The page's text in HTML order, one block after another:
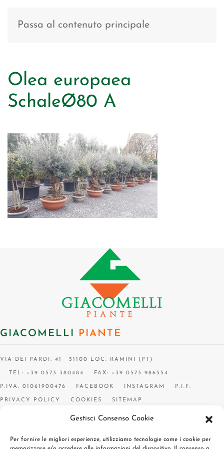
Gestisci Consenso Cookie
Per fornire le migliori esperienze, utilizziamo tecnologie come i cookie per
Passa al contenuto principale
Olea europaea
SchaleØ80 A
GIACOMELLI PIANTE
VIA DEI PARDI, 41 51100 LOC. RAMINI (PT)
TEL: +39 0573 380484 FAX: +39 0573 986554
P.IVA: 01061900476 FACEBOOK INSTAGRAM P.I.F.
PRIVACY POLICY COOKIES SITEMAP